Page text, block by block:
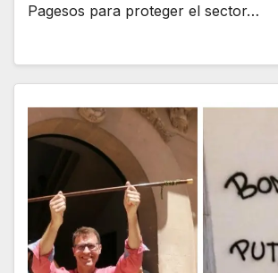
Pagesos para proteger el sector…